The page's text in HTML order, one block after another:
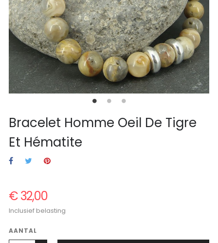
Bracelet Homme Oeil De Tigre
Et Hématite
€ 32,00
Inclusief belasting
AANTAL